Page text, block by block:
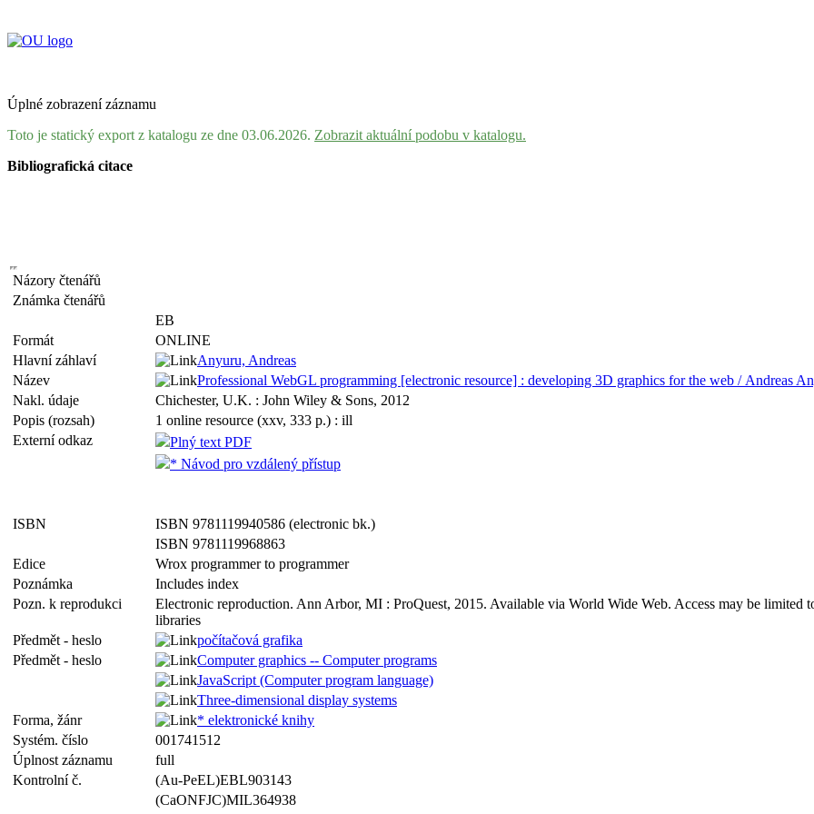
Úplné zobrazení záznamu
Toto je statický export z katalogu ze dne 03.06.2026. Zobrazit aktuální podobu v katalogu.
Bibliografická citace
Názory čtenářů
Známka čtenářů
EB
Formát
ONLINE
Hlavní záhlaví
Anyuru, Andreas
Název
Professional WebGL programming [electronic resource] : developing 3D graphics for the web / Andreas
Nakl. údaje
Chichester, U.K. : John Wiley & Sons, 2012
Popis (rozsah)
1 online resource (xxv, 333 p.) : ill
Externí odkaz
Plný text PDF
* Návod pro vzdálený přístup
ISBN
ISBN 9781119940586 (electronic bk.)
ISBN 9781119968863
Edice
Wrox programmer to programmer
Poznámka
Includes index
Pozn. k reprodukci
Electronic reproduction. Ann Arbor, MI : ProQuest, 2015. Available via World Wide Web. Access may be limited
libraries
Předmět - heslo
počítačová grafika
Předmět - heslo
Computer graphics -- Computer programs
JavaScript (Computer program language)
Three-dimensional display systems
Forma, žánr
* elektronické knihy
Systém. číslo
001741512
Úplnost záznamu
full
Kontrolní č.
(Au-PeEL)EBL903143
(CaONFJC)MIL364938